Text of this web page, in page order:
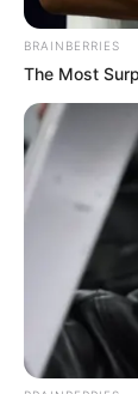
BRAINBERRIES
The Most